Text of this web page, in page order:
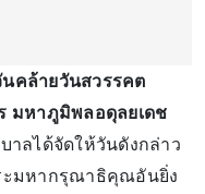
คล้ายวันสวรรคต
มหาภูมิพลอดุลยเดช
าลได้จัดให้วันดังกล่าว
ะมหากรุณาธิคุณอันยิ่ง